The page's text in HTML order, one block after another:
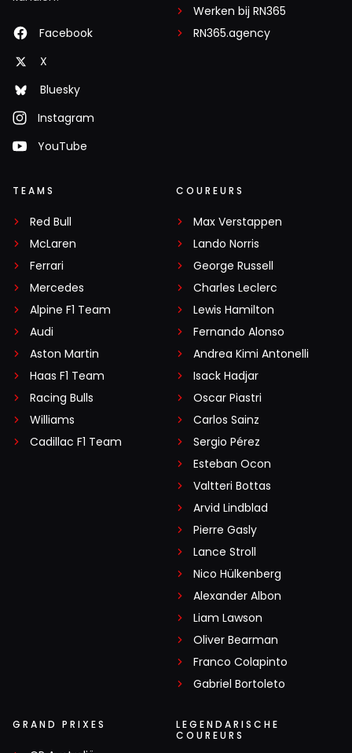
Facebook
X
Bluesky
Instagram
YouTube
Werken bij RN365
RN365.agency
TEAMS
Red Bull
McLaren
Ferrari
Mercedes
Alpine F1 Team
Audi
Aston Martin
Haas F1 Team
Racing Bulls
Williams
Cadillac F1 Team
COUREURS
Max Verstappen
Lando Norris
George Russell
Charles Leclerc
Lewis Hamilton
Fernando Alonso
Andrea Kimi Antonelli
Isack Hadjar
Oscar Piastri
Carlos Sainz
Sergio Pérez
Esteban Ocon
Valtteri Bottas
Arvid Lindblad
Pierre Gasly
Lance Stroll
Nico Hülkenberg
Alexander Albon
Liam Lawson
Oliver Bearman
Franco Colapinto
Gabriel Bortoleto
GRAND PRIXES
LEGENDARISCHE
COUREURS